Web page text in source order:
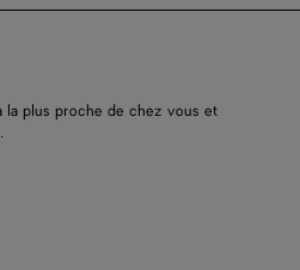
plus proche de chez vous et